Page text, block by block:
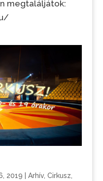
megtaláljátok:
2019 Arhív, Cirkusz,